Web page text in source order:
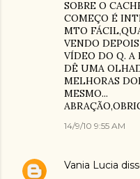
SOBRE O
COMEÇO É
MTO
VENDO
VÍDEO DO Q. A
DÊ UMA
MELHORAS
MESMO...
14/9/10 9:55 AM
Vania Lucia